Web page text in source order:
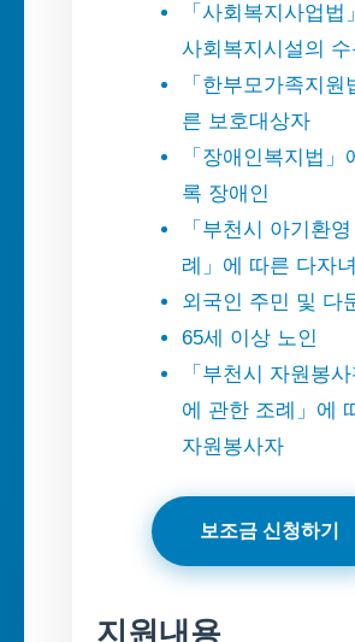
「사회복지사업법
사회복지시설의
「한부모가족지
른 보호대상자
「장애인복지법」
록 장애인
「부천시 아기환
례」에 따른 다자
외국인 주민 및 다
65세 이상 노인
「부천시 자원봉
에 관한 조례」에
자원봉사자
보조금 신청하기
지원내용